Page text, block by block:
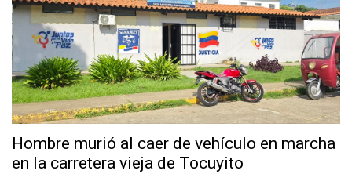
Hombre murió al caer de vehículo en marcha
en la carretera vieja de Tocuyito